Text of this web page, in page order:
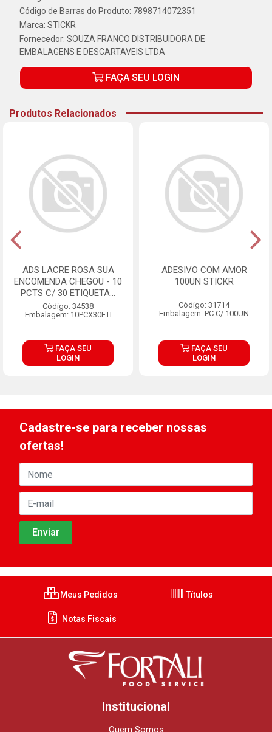
Código de Barras do Produto: 7898714072351
Marca: STICKR
Fornecedor: SOUZA FRANCO DISTRIBUIDORA DE
EMBALAGENS E DESCARTAVEIS LTDA
FAÇA SEU LOGIN
Produtos Relacionados
ADS LACRE ROSA SUA
ENCOMENDA CHEGOU - 10
PCTS C/ 30 ETIQUETA...
Código: 34538
Embalagem: 10PCX30ETI
FAÇA SEU
LOGIN
ADESIVO COM AMOR
100UN STICKR
Código: 31714
Embalagem: PC C/ 100UN
FAÇA SEU
LOGIN
Cadastre-se para receber nossas
ofertas!
Meus Pedidos Títulos
Notas Fiscais
Institucional
Quem Somos